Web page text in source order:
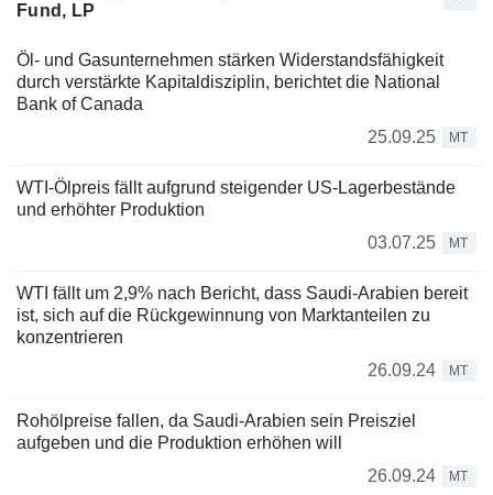
Fund, LP
Öl- und Gasunternehmen stärken Widerstandsfähigkeit
durch verstärkte Kapitaldisziplin, berichtet die National
Bank of Canada
25.09.25
MT
WTI-Ölpreis fällt aufgrund steigender US-Lagerbestände
und erhöhter Produktion
03.07.25
MT
WTI fällt um 2,9% nach Bericht, dass Saudi-Arabien bereit
ist, sich auf die Rückgewinnung von Marktanteilen zu
konzentrieren
26.09.24
MT
Rohölpreise fallen, da Saudi-Arabien sein Preisziel
aufgeben und die Produktion erhöhen will
26.09.24
MT